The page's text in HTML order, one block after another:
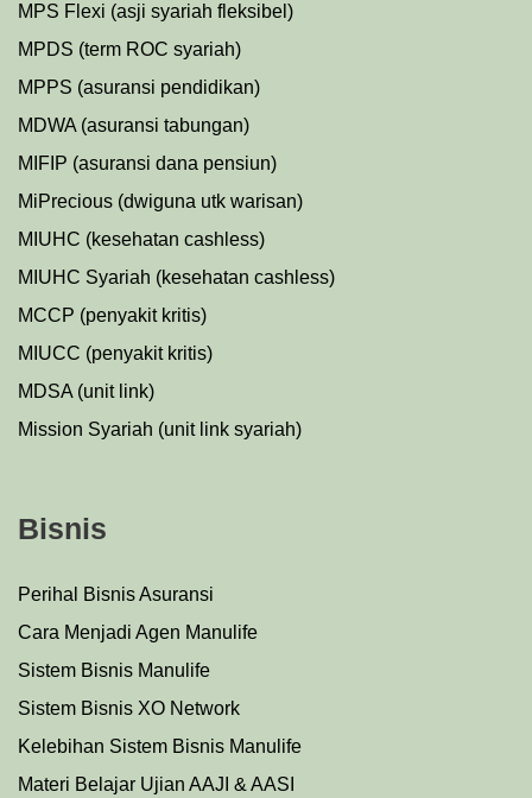
MPS Flexi (asji syariah fleksibel)
MPDS (term ROC syariah)
MPPS (asuransi pendidikan)
MDWA (asuransi tabungan)
MIFIP (asuransi dana pensiun)
MiPrecious (dwiguna utk warisan)
MIUHC (kesehatan cashless)
MIUHC Syariah (kesehatan cashless)
MCCP (penyakit kritis)
MIUCC (penyakit kritis)
MDSA (unit link)
Mission Syariah (unit link syariah)
Bisnis
Perihal Bisnis Asuransi
Cara Menjadi Agen Manulife
Sistem Bisnis Manulife
Sistem Bisnis XO Network
Kelebihan Sistem Bisnis Manulife
Materi Belajar Ujian AAJI & AASI